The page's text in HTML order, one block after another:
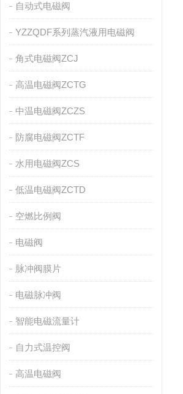
自动式电磁阀
YZZQDF系列蒸汽液用电磁阀
角式电磁阀ZCJ
高温电磁阀ZCTG
中温电磁阀ZCZS
防腐电磁阀ZCTF
水用电磁阀ZCS
低温电磁阀ZCTD
空燃比例阀
电磁阀
脉冲阀膜片
电磁脉冲阀
智能电磁流量计
自力式温控阀
高温电磁阀